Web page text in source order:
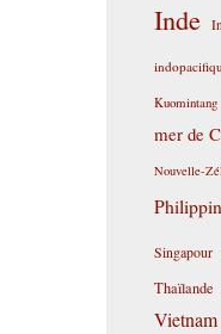
Inde
Kuomintang
mer de
Nouvelle-
Singapour
Thaïlande
Vietnam